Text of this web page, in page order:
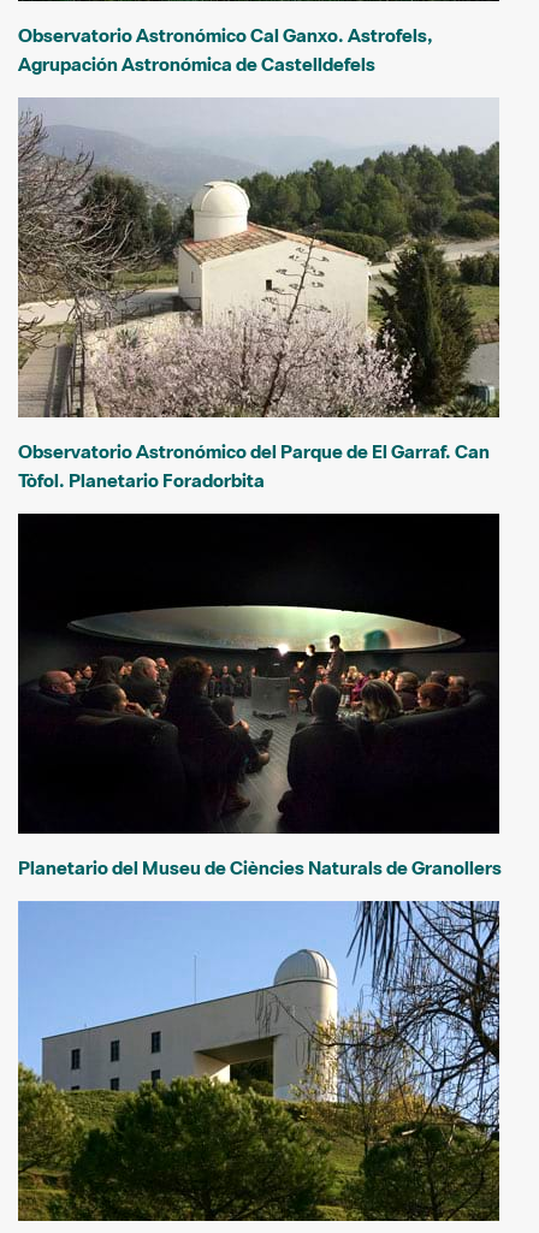
Observatorio Astronómico Cal Ganxo. Astrofels,
Agrupación Astronómica de Castelldefels
Observatorio Astronómico del Parque de El Garraf. Can
Tòfol. Planetario Foradorbita
Planetario del Museu de Ciències Naturals de Granollers